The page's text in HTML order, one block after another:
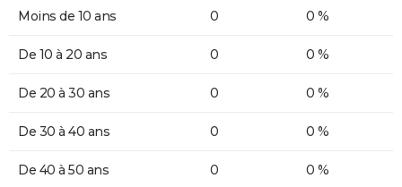
Moins de 10 ans 0 0 %
De 10 à 20 ans 0 0 %
De 20 à 30 ans 0 0 %
De 30 à 40 ans 0 0 %
De 40 à 50 ans 0 0 %